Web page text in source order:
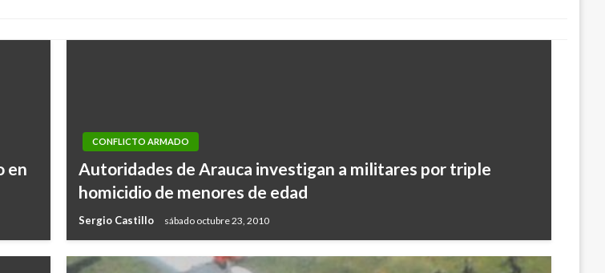
en
CONFLICTO ARMADO
Autoridades de Arauca investigan a militares por triple
homicidio de menores de edad
Sergio Castillo sábado octubre 23, 2010